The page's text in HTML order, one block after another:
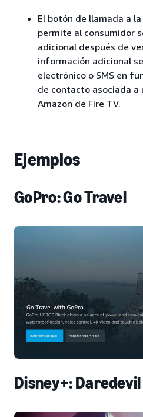
El botón de llamada a
permite al consumidor
adicional después de
información adicional
electrónico o SMS en
de contacto asociada a
Amazon de Fire TV.
Ejemplos
GoPro: Go Travel
Disney+: Daredevil